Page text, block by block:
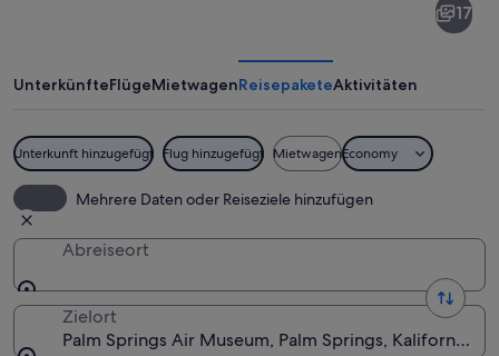
Museum
17
UnterkünfteFlügeMietwagenReisepaketeAktivitäten
Unterkunft hinzugefügt Flug hinzugefügt MietwagenEconomy
Mehrere Daten oder Reiseziele hinzufügen
Abreiseort
Zielort
Palm Springs Air Museum, Palm Springs, Kalifornien,